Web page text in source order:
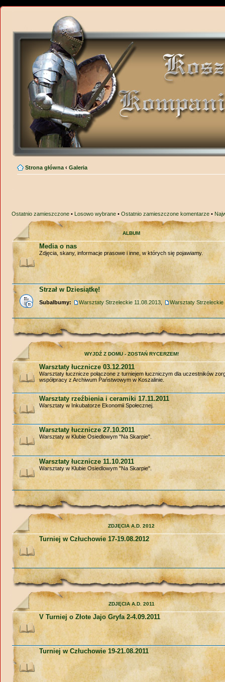
Strona główna ‹ Galeria
Ostatnio zamieszczone • Losowo wybrane •Ostatnio zamieszczone komentarze •
ALBUM
Media o nas
Zdjęcia, skany, informacje prasowe i inne, w których się pojawiamy.
Strzał w Dziesiątkę!
Subalbumy: Warsztaty Strzeleckie 11.08.2013 Warsztaty Strzeleckie
WYJDŹ Z DOMU - ZOSTAŃ RYCERZEM!
Warsztaty łucznicze 03.12.2011
Warsztaty łucznicze połączone z turniejem łuczniczym dla uczestników
współpracy z Archiwum Państwowym w Koszalinie.
Warsztaty rzeźbienia i ceramiki 17.11.2011
Warsztaty w Inkubatorze Ekonomii Społecznej.
Warsztaty łucznicze 27.10.2011
Warsztaty w Klubie Osiedlowym "Na Skarpie".
Warsztaty łucznicze 11.10.2011
Warsztaty w Klubie Osiedlowym "Na Skarpie".
ZDJĘCIA A.D. 2012
Turniej w Człuchowie 17-19.08.2012
ZDJĘCIA A.D. 2011
V Turniej o Złote Jajo Gryfa 2-4.09.2011
Turniej w Człuchowie 19-21.08.2011